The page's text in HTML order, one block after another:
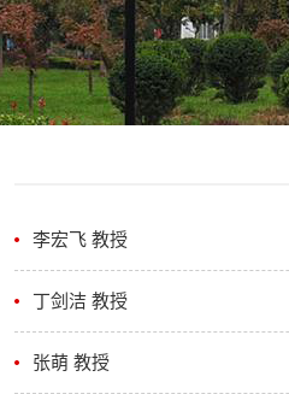
李宏飞 教授
丁剑洁 教授
张萌 教授